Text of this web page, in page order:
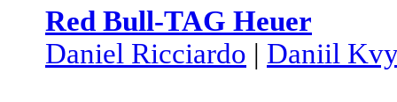
Red Bull-TAG Heuer
Daniel Ricciardo | Daniil